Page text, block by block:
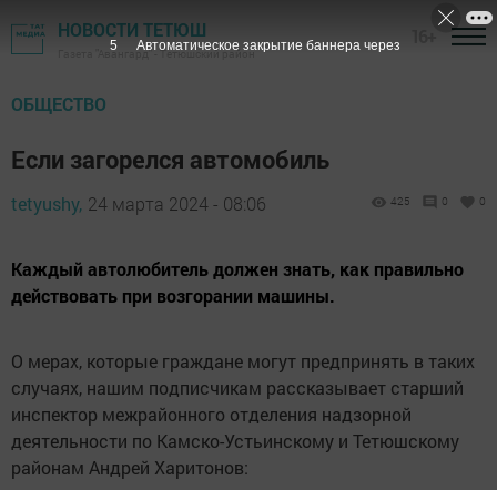
НОВОСТИ ТЕТЮШ
Газета "Авангард" - Тетюшский район
ОБЩЕСТВО
Если загорелся автомобиль
tetyushy, 24 марта 2024 - 08:06 425 0 0
Каждый автолюбитель должен знать, как правильно
действовать при возгорании машины.
О мерах, которые граждане могут предпринять в таких
случаях, нашим подписчикам рассказывает старший
инспектор межрайонного отделения надзорной
деятельности по Камско-Устьинскому и Тетюшскому
районам Андрей Харитонов:
4 Автоматическое закрытие баннера через